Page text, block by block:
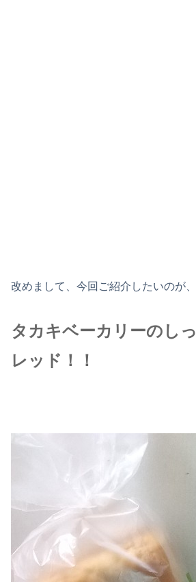
改めまして、今回ご紹介したいのが、
タカキベーカリーのし
レッド！！